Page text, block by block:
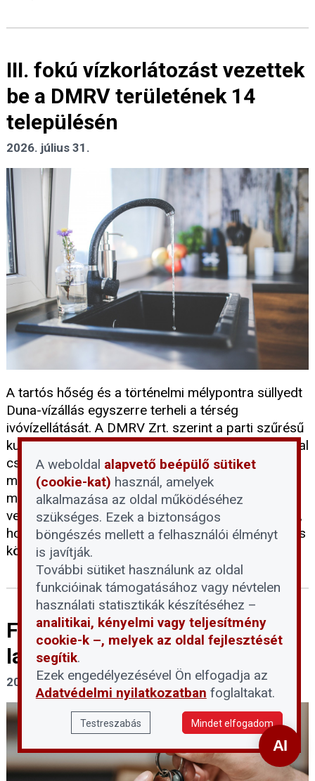
III. fokú vízkorlátozást vezettek
be a DMRV területének 14
településén
2026. július 31.
A tartós hőség és a történelmi mélypontra süllyedt
Duna-vízállás egyszerre terheli a térség
ivóvízellátását. A DMRV Zrt. szerint a parti szűrésű
kutak víztermelő kapacitása mintegy 30 százalékkal
csökkent, miközben a vízfogyasztás
másfélszeresére emelkedett, ezért a Pilisi-
medence 14 településén III. fokú vízkorlátozást
vezettek be. A kormány eközben arra figyelmeztet,
hogy a tartós vízhiányos időszakok a klímaváltozás
következtében egyre gyakoribbá válhatnak.
Fontos tudnivalókat közölt a
lakáskiadásról a NAV
2026. július 31.
A weboldal alapvető beépülő sütiket
(cookie-kat) használ, amelyek
alkalmazása az oldal működéséhez
szükséges. Ezek a biztonságos
böngészés mellett a felhasználói élményt
is javítják.
További sütiket használunk az oldal
funkcióinak támogatásához vagy névtelen
használati statisztikák készítéséhez –
analitikai, kényelmi vagy teljesítmény
cookie-k –, melyek az oldal fejlesztését
segítik.
Ezek engedélyezésével Ön elfogadja az
Adatvédelmi nyilatkozatban foglaltakat.
Testreszabás Mindet elfogadom